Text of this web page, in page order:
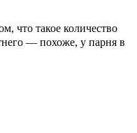
что такое количество
— похоже, у парня в